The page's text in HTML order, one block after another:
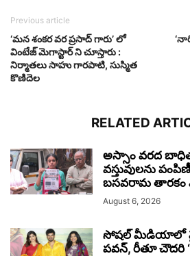
Previous article
‘మన శంకర వర ప్రసాద్ గారు’ లో
వింటేజ్ మెగాస్టార్ ని చూస్తారు :
నిర్మాతలు సాహు గారపాటి, సుస్మిత
కొణిదెల
RELATED
అస్సాం వరద
వస్తువులను
బసవరామ తారకం
August 6, 2026
సోషల్ మీడియాలో
పవన్, రీతూ చౌదరి